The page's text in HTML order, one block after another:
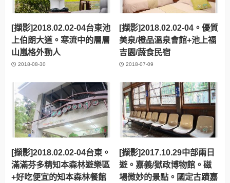
[擷影]2018.02.02-04台東池
上伯朗大道。寒流中的層層
山嵐格外動人
2018-08-30
[擷影]2018.02.02-04。優質
美泉/橙品溫泉會館+池上福
吉園/蔬食民宿
2018-07-09
[擷影]2018.02.02-04台東。
滿滿芬多精知本森林遊樂區
+好吃便宜的知本森林餐館
[擷影]2017.10.29中部兩日
遊。嘉義/獄政博物館。磁
場微妙的景點。國定古蹟嘉